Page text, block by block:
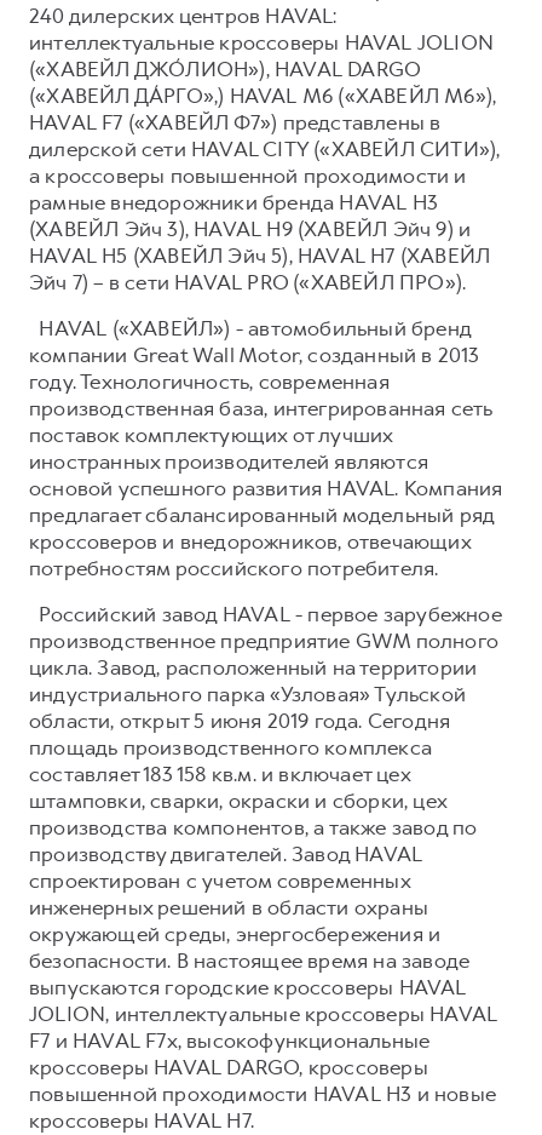
240 дилерских центров HAVAL:
интеллектуальные кроссоверы HAVAL JOLION
(«ХАВЕЙЛ ДЖО́ЛИОН»), HAVAL DARGO
(«ХАВЕЙЛ ДА́РГО»,) HAVAL М6 («ХАВЕЙЛ M6»),
HAVAL F7 («ХАВЕЙЛ Ф7») представлены в
дилерской сети HAVAL CITY («ХАВЕЙЛ СИТИ»),
а кроссоверы повышенной проходимости и
рамные внедорожники бренда HAVAL H3
(ХАВЕЙЛ Эйч 3), HAVAL H9 (ХАВЕЙЛ Эйч 9) и
HAVAL H5 (ХАВЕЙЛ Эйч 5), HAVAL H7 (ХАВЕЙЛ
Эйч 7) – в сети HAVAL PRO («ХАВЕЙЛ ПРО»).
HAVAL («ХАВЕЙЛ») - автомобильный бренд
компании Great Wall Motor, созданный в 2013
году. Технологичность, современная
производственная база, интегрированная сеть
поставок комплектующих от лучших
иностранных производителей являются
основой успешного развития HAVAL. Компания
предлагает сбалансированный модельный ряд
кроссоверов и внедорожников, отвечающих
потребностям российского потребителя.
Российский завод HAVAL - первое зарубежное
производственное предприятие GWM полного
цикла. Завод, расположенный на территории
индустриального парка «Узловая» Тульской
области, открыт 5 июня 2019 года. Сегодня
площадь производственного комплекса
составляет 183 158 кв.м. и включает цех
штамповки, сварки, окраски и сборки, цех
производства компонентов, а также завод по
производству двигателей. Завод HAVAL
спроектирован с учетом современных
инженерных решений в области охраны
окружающей среды, энергосбережения и
безопасности. В настоящее время на заводе
выпускаются городские кроссоверы HAVAL
JOLION, интеллектуальные кроссоверы HAVAL
F7 и HAVAL F7x, высокофункциональные
кроссоверы HAVAL DARGO, кроссоверы
повышенной проходимости HAVAL H3 и новые
кроссоверы HAVAL H7.